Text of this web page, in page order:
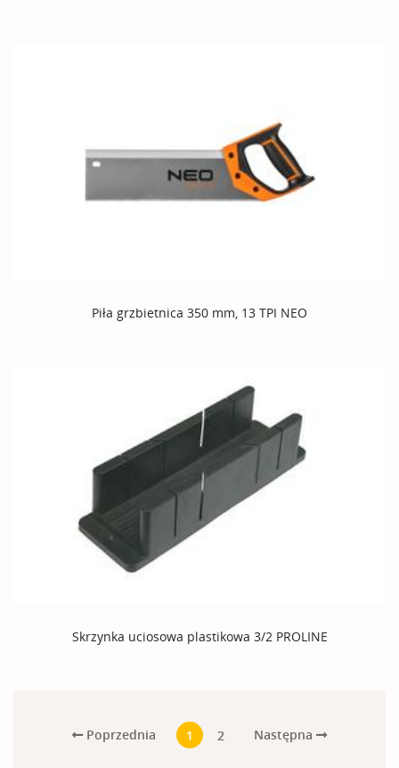
Piła grzbietnica 350 mm, 13 TPI NEO
Skrzynka uciosowa plastikowa 3/2 PROLINE
Poprzednia 1 2 Następna